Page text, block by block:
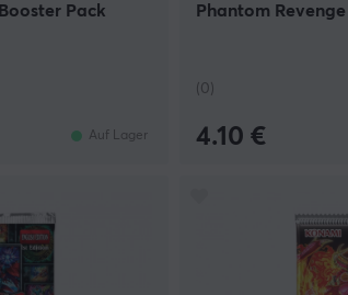
Pack
Auf Lager
Phantom
(0)
4.10 €